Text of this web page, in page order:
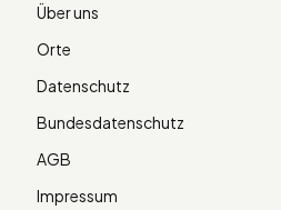
Über uns
Orte
Datenschutz
Bundesdatenschutz
AGB
Impressum